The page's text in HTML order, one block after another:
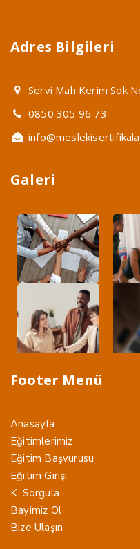
Adres Bilgileri
Servi Mah Kerim Sok
0850 305 96 73
Galeri
Footer Menü
Anasayfa
Eğitimlerimiz
Eğitim Başvurusu
Eğitim Girişi
K. Sorgula
Bayimiz Ol
Bize Ulaşın